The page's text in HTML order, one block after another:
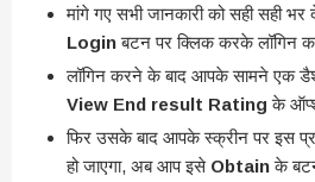
मांगे गए सभी जानकारी को सही सही
Loginबटन पर क्लिक करके लॉगिन
लॉगिन करने के बाद आपके सामने एक
View End result Rating के
फिर उसके बाद आपके स्क्रीन पर इस
हो जाएगा, अब आप इसे Obtainके